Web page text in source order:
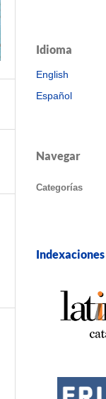
Idioma
English
Español
Navegar
Categorías
Indexaciones